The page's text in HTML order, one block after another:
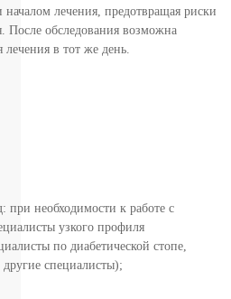
лечения, предотвращая риски
После обследования возможна
лечения в тот же день.
необходимости к работе с
узкого профиля
по диабетической стопе,
специалисты);